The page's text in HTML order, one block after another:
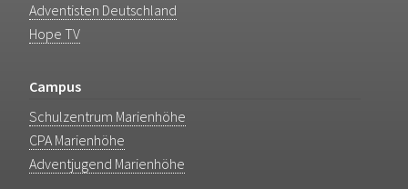
Adventisten Deutschland
Hope TV
Campus
Schulzentrum Marienhöhe
CPA Marienhöhe
Adventjugend Marienhöhe